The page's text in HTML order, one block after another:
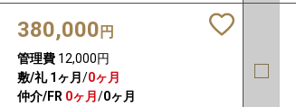
380,000 円
管理費12,000円
敷/礼 1ヶ月 /0ヶ月
仲介/FR 0ヶ月 /0ヶ月